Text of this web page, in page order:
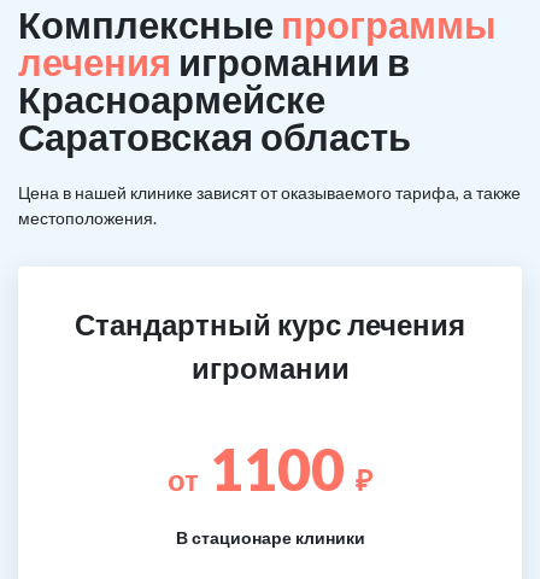
Комплексные программы
лечения игромании в
Красноармейске
Саратовская область
Цена в нашей клинике зависят от оказываемого тарифа, а также
местоположения.
Стандартный курс лечения
игромании
от 1100 ₽
В стационаре клиники